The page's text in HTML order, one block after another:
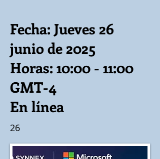
Fecha: Jueves 26
junio de 2025
Horas: 10:00 - 11:00
GMT-4
En línea
26